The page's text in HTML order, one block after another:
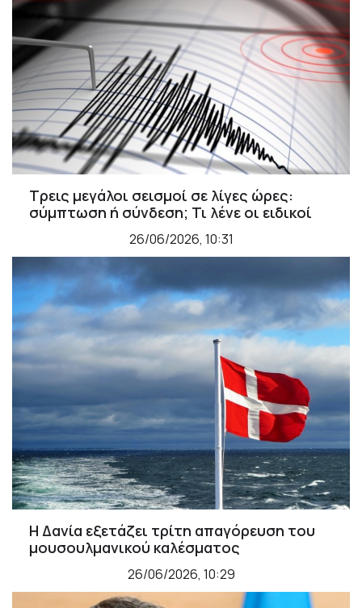
Τρεις μεγάλοι σεισμοί σε λίγες ώρες:
σύμπτωση ή σύνδεση; Τι λένε οι ειδικοί
26/06/2026, 10:31
Η Δανία εξετάζει τρίτη απαγόρευση του
μουσουλμανικού καλέσματος
26/06/2026, 10:29